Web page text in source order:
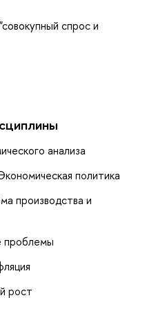
спрос и
анализа
политика
производства и
проблемы
рост